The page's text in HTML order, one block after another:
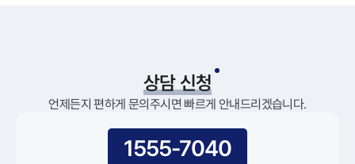
상담 신청
언제든지 편하게 문의주시면 빠르게 안내드리겠습니다.
1555-7040